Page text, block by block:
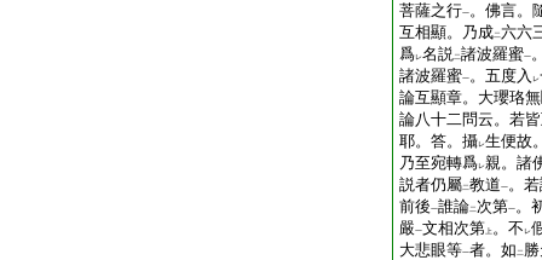
菩薩之行一。佛言。
互相顯。乃成二六六
爲レ名説二諸波羅蜜一
諸波羅蜜一。五度入 レ
論互顯章。大瓔珞
論八十二問云。若
耶。答。攝レ生便故
乃至宛轉爲レ親。諸
説者仍屬二教道一。
前後一誰論二次第一。
嚴一文相次第 上 。不 レ
大悲眼等一者。如 二